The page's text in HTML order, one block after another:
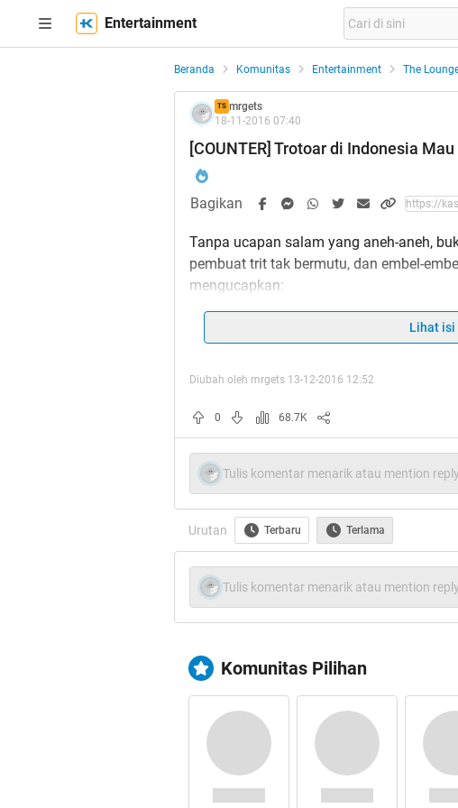
Entertainment
Beranda Komunitas Entertainment The
TS mrgets
18-11-2016 07:40
[COUNTER] Trotoar di Indonesia
Bagikan
Tanpa ucapan salam yang aneh-aneh,
pembuat trit tak bermutu, dan embel-
mengucapkan:
Yang ternyata adalah Hot Thread
Maka gue mau meng-counter
dan bersih itu hanyalah impian
secara mental dan budaya untuk
bersih seperti Singapura.
SpoilerforPertamax:
Spoilerfor
Lihat isi
Diubah oleh mrgets 13-12-2016 12:52
0 68.7K
Tulis komentar menarik atau mention
Urutan Terbaru Terlama
Tulis komentar menarik atau mention
Komunitas Pilihan